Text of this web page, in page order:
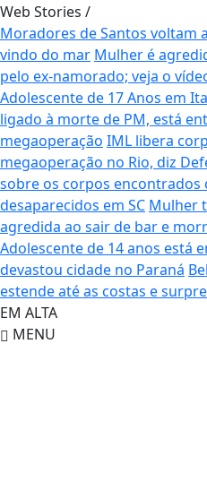
Web Stories /
Moradores de Santos voltam
vindo do mar Mulher é
pelo ex-namorado; veja o
Adolescente de 17 Anos em
ligado à morte de PM, está
megaoperação IML libera
megaoperação no Rio, diz
sobre os corpos encontrados
desaparecidos em SC Mulher
agredida ao sair de bar e
Adolescente de 14 anos está
devastou cidade no Paraná
estende até as costas e
EM ALTA
MENU